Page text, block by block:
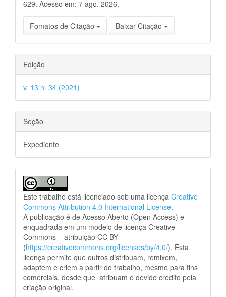
629. Acesso em: 7 ago. 2026.
Fomatos de Citação Baixar Citação
Edição
v. 13 n. 34 (2021)
Seção
Expediente
Este trabalho está licenciado sob uma licença Creative
Commons Attribution 4.0 International License.
A publicação é de Acesso Aberto (Open Access) e
enquadrada em um modelo de licença Creative
Commons – atribuição CC BY
(https://creativecommons.org/licenses/by/4.0/). Esta
licença permite que outros distribuam, remixem,
adaptem e criem a partir do trabalho, mesmo para fins
comerciais, desde que atribuam o devido crédito pela
criação original.